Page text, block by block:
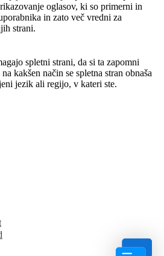
oglasov, ki so primerni in
in zato več vredni za
strani.
spletni strani, da si ta zapomni
kakšen način se spletna stran obnaša
jezik ali regijo, v kateri ste.